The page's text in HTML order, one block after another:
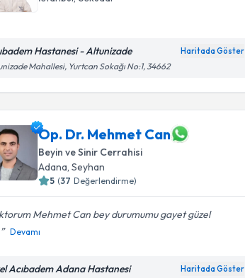
Hastanesi - Altunizade Haritada Göster
Mahallesi, Yurtcan Sokağı No:1, 34662
Op. Dr. Mehmet Can
Beyin ve Sinir Cerrahisi
Adana,Seyhan
5 (37 Değerlendirme)
Mehmet Can bey durumumu gayet güzel
Devamı
Acıbadem Adana Hastanesi Haritada Göster